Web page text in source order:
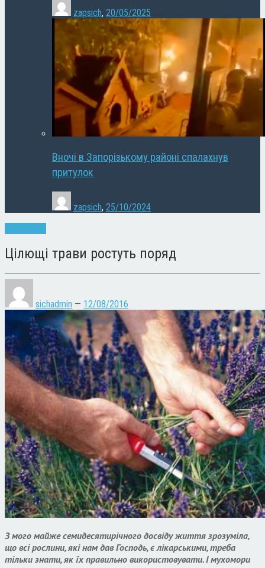
zapsich, 20/05/2025
Вночі в Запорізькому районі спалахнув
притулок
zapsich, 25/10/2024
Цілющі трави ростуть поряд
sichadmin — 12/08/2016
З мого майже семидесятирічного досвіду життя зрозуміла,
що всі рослини, які нам дав Господь, є лікарськими, треба
тільки знати, як їх правильно використовувати. І мухомори